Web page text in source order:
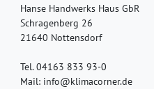
Hanse Handwerks Haus GbR
Schragenberg 26
21640 Nottensdorf
Tel. 04163 833 93-0
Mail: info@klimacorner.de